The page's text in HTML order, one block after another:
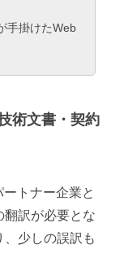
手掛けたWeb
術文書・契約
トナー企業と
翻訳が必要とな
、少しの誤訳も